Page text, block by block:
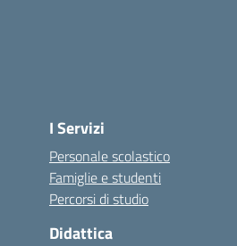
I Servizi
Personale scolastico
Famiglie e studenti
Percorsi di studio
Didattica